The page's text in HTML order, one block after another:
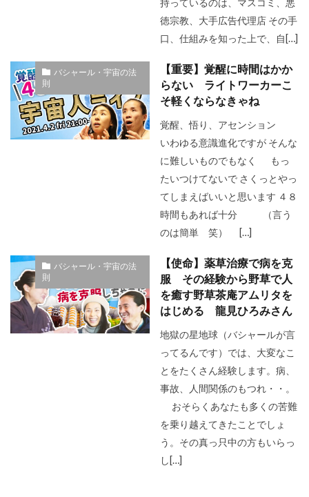
徳宗教、大手広告代理店 その手
口、仕組みを知った上で、自[…]
バシャール・宇宙の法
則
【重要】覚醒に時間はかか
らない ライトワーカーこ
そ軽くならなきゃね
覚醒、悟り、アセンション
いわゆる意識進化ですが そんな
に難しいものでもなく もっ
たいつけてないで さくっとやっ
てしまえばいいと思います ４８
時間もあれば十分 （言う
のは簡単 笑） […]
バシャール・宇宙の法
則
【使命】薬草治療で病を克
服 その経験から野草で人
を癒す野草茶庵アムリタを
はじめる 龍見ひろみさん
地獄の星地球（バシャールが言
ってるんです）では、大変なこ
とをたくさん経験します。病、
事故、人間関係のもつれ・・。
おそらくあなたも多くの苦難
を乗り越えてきたことでしょ
う。その真っ只中の方もいらっ
し[…]